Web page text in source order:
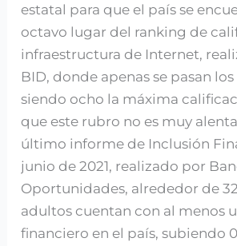
estatal para que el país se
octavo lugar del ranking de
infraestructura de Internet,
BID, donde apenas se pasan
siendo ocho la máxima
que este rubro no es muy
último informe de Inclusión
junio de 2021, realizado por
Oportunidades, alrededor de
adultos cuentan con al menos
financiero en el país, subiendo